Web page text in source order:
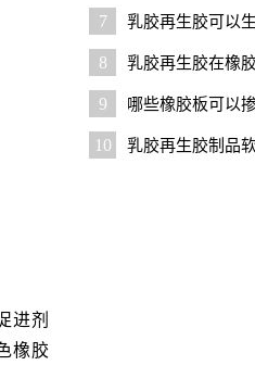
进剂
橡胶
比例是多少
7 乳胶再生胶可以
8 乳胶再生胶在橡
9
哪些橡胶板可以
本？
10 乳胶再生胶制品